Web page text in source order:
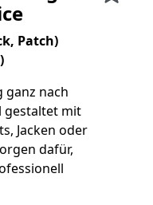
Patch)
ganz nach
gestaltet mit
Jacken oder
dafür,